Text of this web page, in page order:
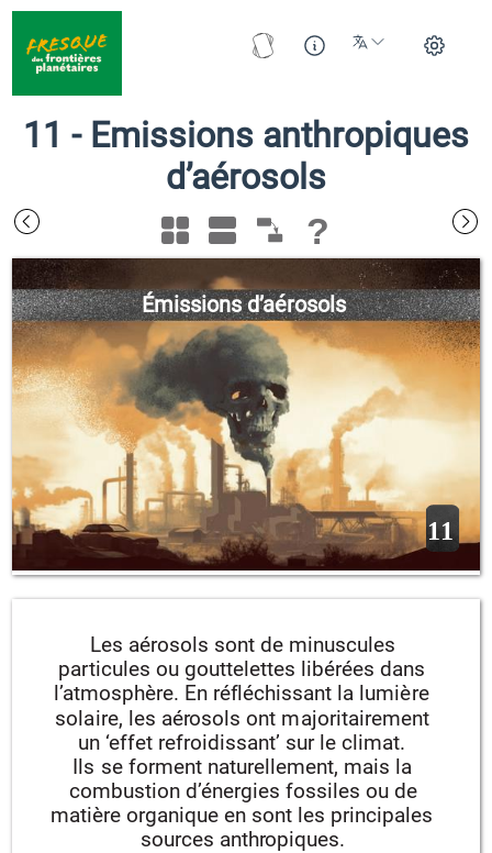
11 - Emissions anthropiques
d’aérosols
?
Émissions d’aérosols
11
Les aérosols sont de minuscules
particules ou gouttelettes libérées dans
l’atmosphère. En réfléchissant la lumière
solaire, les aérosols ont majoritairement
un ‘effet refroidissant’ sur le climat.
Ils se forment naturellement, mais la
combustion d’énergies fossiles ou de
matière organique en sont les principales
sources anthropiques.